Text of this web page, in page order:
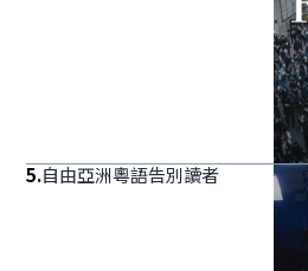
5.自由亞洲粵語告別讀者